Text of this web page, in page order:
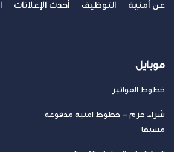
عن أمنية التوظيف أحدث الإعلانات
موبايل
خطوط الفواتير
شراء حزم – خطوط امنية مدفوعة
مسبقا